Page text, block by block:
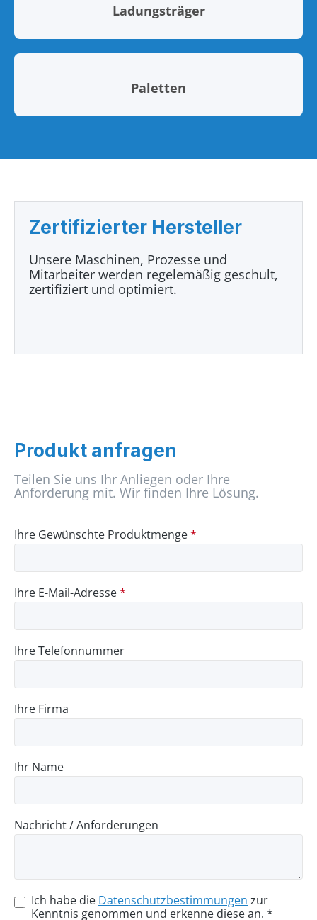
Ladungsträger
Paletten
Zertifizierter Hersteller
Unsere Maschinen, Prozesse und
Mitarbeiter werden regelemäßig geschult,
zertifiziert und optimiert.
Produkt anfragen
Teilen Sie uns Ihr Anliegen oder Ihre
Anforderung mit. Wir finden Ihre Lösung.
Ihre Gewünschte Produktmenge*
Ihre E-Mail-Adresse*
Ihre Telefonnummer
Ihre Firma
Ihr Name
Nachricht / Anforderungen
Ich habe die Datenschutzbestimmungen zur
Kenntnis genommen und erkenne diese an. *